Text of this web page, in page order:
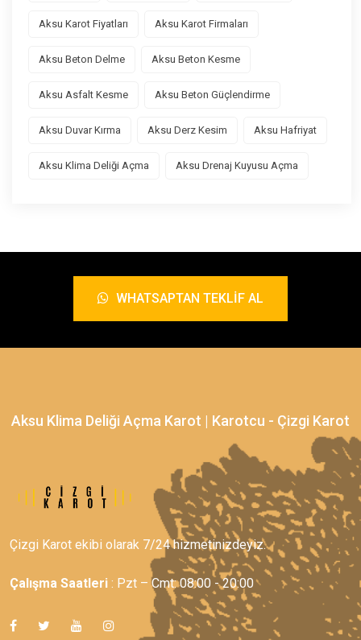
Aksu Karot Fiyatları Aksu Karot Firmaları
Aksu Beton Delme Aksu Beton Kesme
Aksu Asfalt Kesme Aksu Beton Güçlendirme
Aksu Duvar Kırma Aksu Derz Kesim Aksu Hafriyat
Aksu Klima Deliği Açma Aksu Drenaj Kuyusu Açma
WHATSAPTAN TEKLIF AL
Aksu Klima Deliği Açma Karot | Karotcu - Çizgi Karot
Çizgi Karot ekibi olarak 7/24 hizmetinizdeyiz.
Çalışma Saatleri : Pzt – Cmt: 08:00 - 20:00